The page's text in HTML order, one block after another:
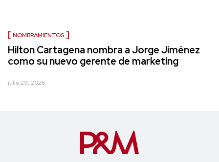
NOMBRAMIENTOS
Hilton Cartagena nombra a Jorge Jiménez
como su nuevo gerente de marketing
julio 29, 2026